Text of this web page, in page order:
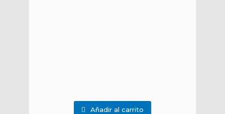
Añadir al carrito